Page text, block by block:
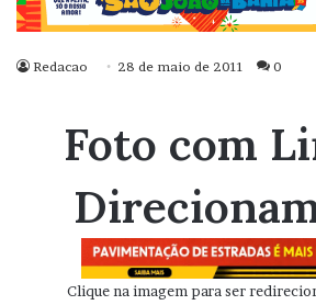
Redacao 28 de maio de 2011 0
Foto com
Clique na imagem para ser